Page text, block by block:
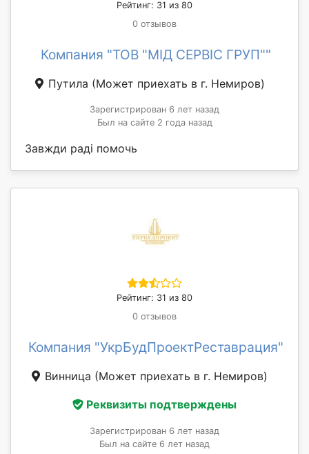
Рейтинг: 31 из 80
0 отзывов
Компания "ТОВ "МІД СЕРВІС ГРУП""
Путила (Может приехать в г. Немиров)
Зарегистрирован 6 лет назад
Был на сайте 2 года назад
Завжди раді помочь
Рейтинг: 31 из 80
0 отзывов
Компания "УкрБудПроектРеставрация"
Винница (Может приехать в г. Немиров)
Реквизиты подтверждены
Зарегистрирован 6 лет назад
Был на сайте 6 лет назад